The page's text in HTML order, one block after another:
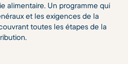
alimentaire. Un programme qui
et les exigences de la
toutes les étapes de la